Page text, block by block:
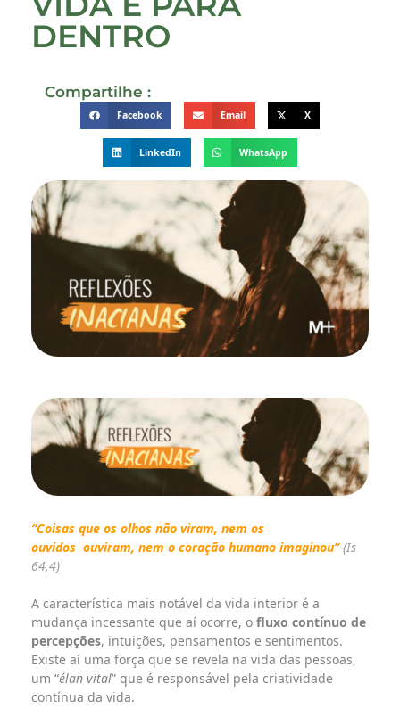
DENTRO
Compartilhe :
Facebook Email X
LinkedIn WhatsApp
“Coisas que os olhos não viram, nem os
ouvidos ouviram, nem o coração humano imaginou” (Is
64,4)
A característica mais notável da vida interior é a
mudança incessante que aí ocorre, o fluxo contínuo de
percepções, intuições, pensamentos e sentimentos.
Existe aí uma força que se revela na vida das pessoas,
um “élan vital” que é responsável pela criatividade
contínua da vida.